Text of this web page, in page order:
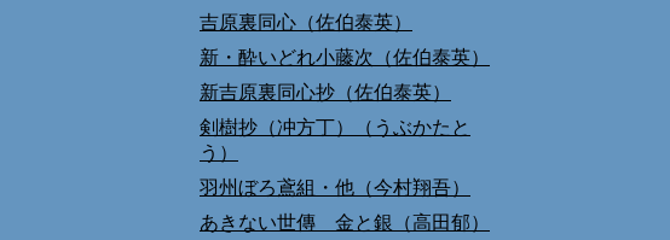
吉原裏同心（佐伯泰英）
新・酔いどれ小藤次（佐伯泰英）
新吉原裏同心抄（佐伯泰英）
剣樹抄（冲方丁）（うぶかたと
う）
羽州ぼろ鳶組・他（今村翔吾）
あきない世傳 金と銀（高田郁）